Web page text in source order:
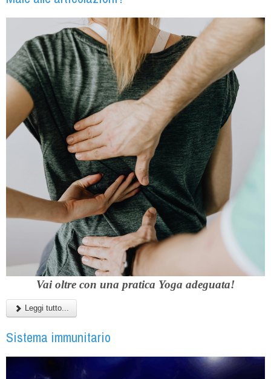
Vai oltre con una pratica Yoga adeguata!
Leggi tutto...
Sistema immunitario